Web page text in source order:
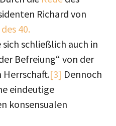
Richard von
40.
schließlich auch in
Befreiung“ von der
Herrschaft.[3] Dennoch
eindeutige
konsensualen